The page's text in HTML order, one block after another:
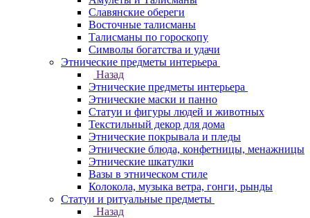
Славянские обереги
Восточные талисманы
Талисманы по гороскопу
Символы богатства и удачи
Этнические предметы интерьера
Назад
Этнические предметы интерьера
Этнические маски и панно
Статуи и фигуры людей и животных
Текстильный декор для дома
Этнические покрывала и пледы
Этнические блюда, конфетницы, менажницы
Этнические шкатулки
Вазы в этническом стиле
Колокола, музыка ветра, гонги, рынды
Статуи и ритуальные предметы
Назад